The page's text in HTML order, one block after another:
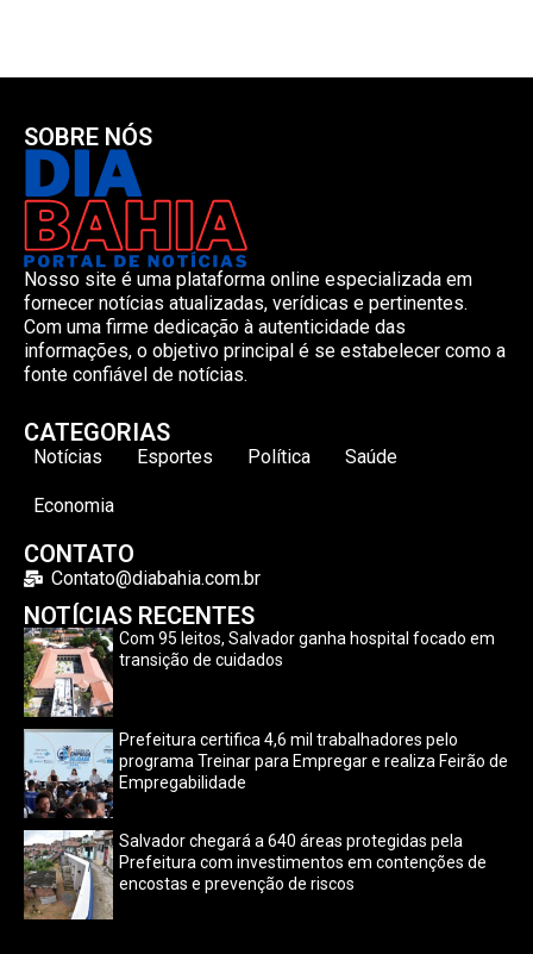
SOBRE NÓS
Nosso site é uma plataforma online especializada em
fornecer notícias atualizadas, verídicas e pertinentes.
Com uma firme dedicação à autenticidade das
informações, o objetivo principal é se estabelecer como a
fonte confiável de notícias.
CATEGORIAS
Notícias Esportes Política Saúde
Economia
CONTATO
Contato@diabahia.com.br
NOTÍCIAS RECENTES
Com 95 leitos, Salvador ganha hospital focado em
transição de cuidados
Prefeitura certifica 4,6 mil trabalhadores pelo
programa Treinar para Empregar e realiza Feirão de
Empregabilidade
Salvador chegará a 640 áreas protegidas pela
Prefeitura com investimentos em contenções de
encostas e prevenção de riscos